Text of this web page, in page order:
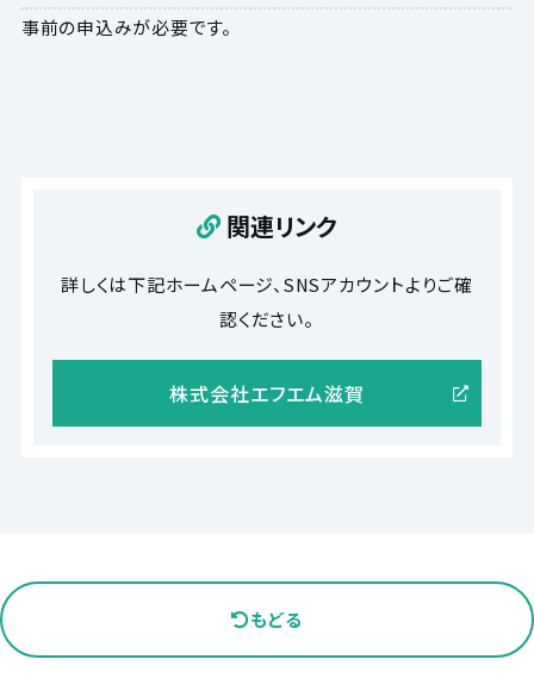
事前の申込みが必要です。
関連リンク
詳しくは下記ホームページ、SNSアカウントよりご確
認ください。
株式会社エフエム滋賀
もどる